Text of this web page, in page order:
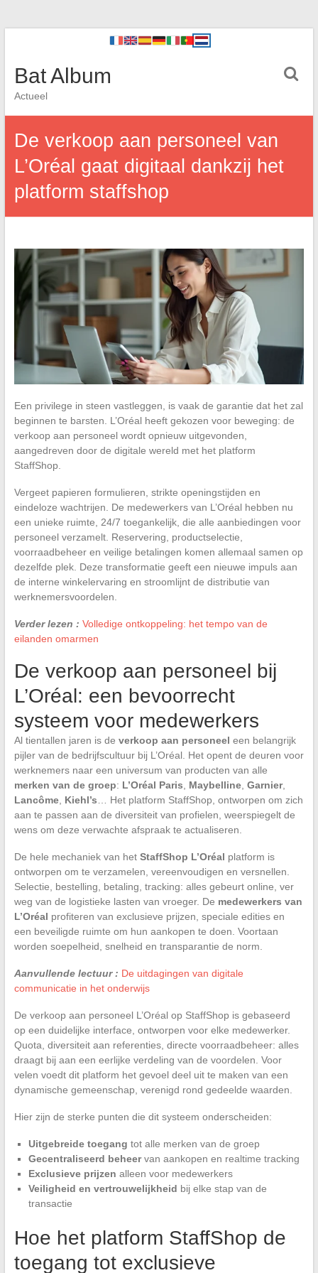
Bat Album
Actueel
De verkoop aan personeel van
L’Oréal gaat digitaal dankzij het
platform staffshop
Een privilege in steen vastleggen, is vaak de garantie dat het zal
beginnen te barsten. L’Oréal heeft gekozen voor beweging: de
verkoop aan personeel wordt opnieuw uitgevonden,
aangedreven door de digitale wereld met het platform
StaffShop.
Vergeet papieren formulieren, strikte openingstijden en
eindeloze wachtrijen. De medewerkers van L’Oréal hebben nu
een unieke ruimte, 24/7 toegankelijk, die alle aanbiedingen voor
personeel verzamelt. Reservering, productselectie,
voorraadbeheer en veilige betalingen komen allemaal samen op
dezelfde plek. Deze transformatie geeft een nieuwe impuls aan
de interne winkelervaring en stroomlijnt de distributie van
werknemersvoordelen.
Verder lezen : Volledige ontkoppeling: het tempo van de
eilanden omarmen
De verkoop aan personeel bij
L’Oréal: een bevoorrecht
systeem voor medewerkers
Al tientallen jaren is de verkoop aan personeel een belangrijk
pijler van de bedrijfscultuur bij L’Oréal. Het opent de deuren voor
werknemers naar een universum van producten van alle
merken van de groep: L’Oréal Paris Maybelline, Garnier,
Lancôme, Kiehl’s … Het platform StaffShop, ontworpen om zich
aan te passen aan de diversiteit van profielen, weerspiegelt de
wens om deze verwachte afspraak te actualiseren.
De hele mechaniek van het StaffShop L’Oréal platform is
ontworpen om te verzamelen, vereenvoudigen en versnellen.
Selectie, bestelling, betaling, tracking: alles gebeurt online, ver
weg van de logistieke lasten van vroeger. De medewerkers van
L’Oréal profiteren van exclusieve prijzen, speciale edities en
een beveiligde ruimte om hun aankopen te doen. Voortaan
worden soepelheid, snelheid en transparantie de norm.
Aanvullende lectuur : De uitdagingen van digitale
communicatie in het onderwijs
De verkoop aan personeel L’Oréal op StaffShop is gebaseerd
op een duidelijke interface, ontworpen voor elke medewerker.
Quota, diversiteit aan referenties, directe voorraadbeheer: alles
draagt bij aan een eerlijke verdeling van de voordelen. Voor
velen voedt dit platform het gevoel deel uit te maken van een
dynamische gemeenschap, verenigd rond gedeelde waarden.
Hier zijn de sterke punten die dit systeem onderscheiden:
Uitgebreide toegang tot alle merken van de groep
Gecentraliseerd beheervan aankopen en realtime tracking
Exclusieve prijzen alleen voor medewerkers
Veiligheid en vertrouwelijkheid bij elke stap van de
transactie
Hoe het platform StaffShop de
toegang tot exclusieve